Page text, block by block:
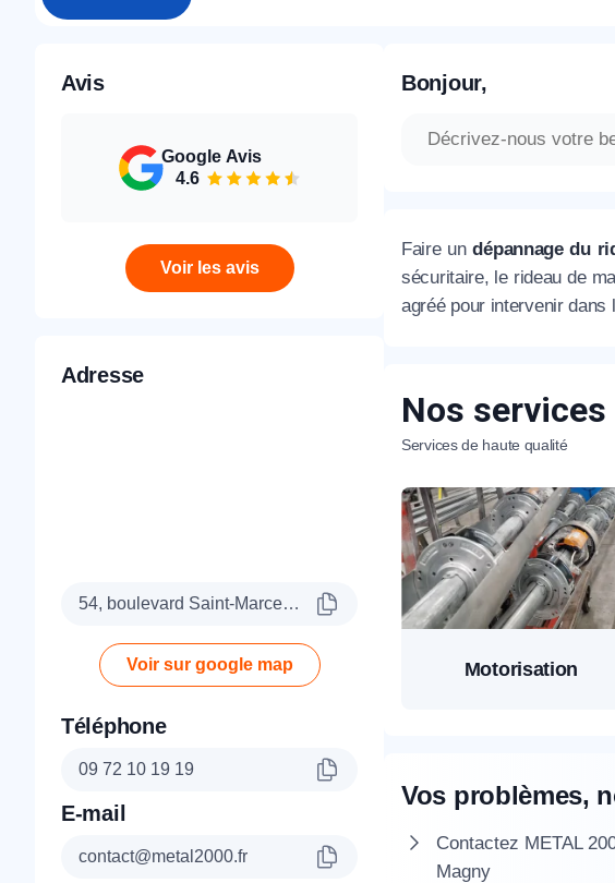
Avis
Google Avis
4.6
Voir les avis
Adresse
54, boulevard Saint-Marcel, 75005 Paris
Voir sur google map
Téléphone
09 72 10 19 19
E-mail
contact@metal2000.fr
Bonjour,
Faire undépannage du
sécuritaire, le rideau de
agréé pour intervenir dans
Nos
Services de haute qualité
Motorisation
Vos problèmes,
Contactez METAL
Magny